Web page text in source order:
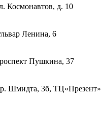
Космонавтов, д. 10
Ленина, 6
Пушкина, 37
Шмидта, 3б, ТЦ«Презент»